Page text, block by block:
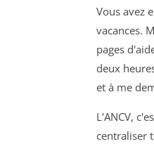
Vous avez
vacances.
pages
deux
et à me
L'ANCV,
centraliser